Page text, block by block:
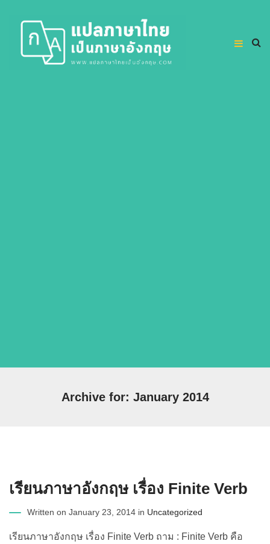
Archive for: January 2014
เรียนภาษาอังกฤษ เรื่อง Finite Verb
Written on January 23, 2014 in Uncategorized
เรียนภาษาอังกฤษ เรื่อง Finite Verb ถาม : Finite Verb คือ